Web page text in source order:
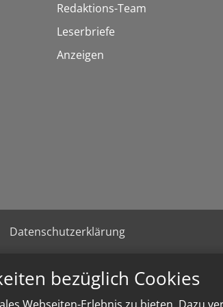
bezüglich Cookies
Redaktions-Team
Leserbriefe
Anzeigen
Datenschutzerklärung